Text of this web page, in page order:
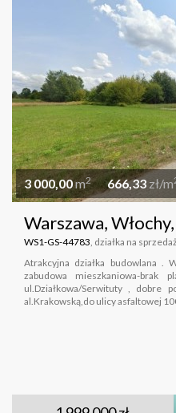
3 000,00m2 666,33 zł/m
Warszawa,
WS1-GS-44783, działka na sprzedaż
Atrakcyjna działka budowlana .
zabudowa mieszkaniowa-brak
ul.Działkowa/Serwituty , dobre
al.Krakowską,do ulicy asfaltowej